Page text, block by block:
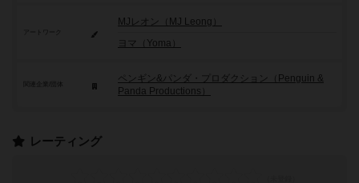
アートワーク
MJレオン（MJ Leong）
ヨマ（Yoma）
ペンギン&パンダ・プロダクション（Penguin &
Panda Productions）
レーティング